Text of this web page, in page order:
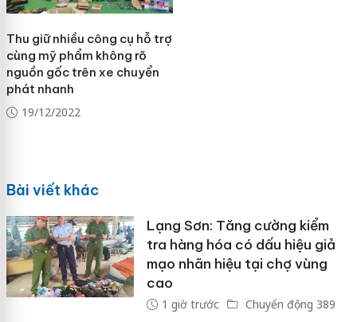
Thu giữ nhiều công cụ hỗ trợ
cùng mỹ phẩm không rõ
nguồn gốc trên xe chuyển
phát nhanh
19/12/2022
Bài viết khác
Lạng Sơn: Tăng cường kiểm
tra hàng hóa có dấu hiệu giả
mạo nhãn hiệu tại chợ vùng
cao
1 giờ trước Chuyển động 389